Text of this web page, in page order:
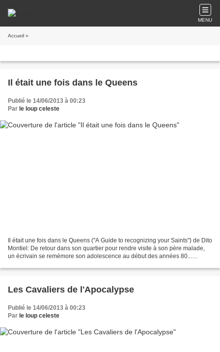
MENU
Accueil »
Il était une fois dans le Queens
Publié le 14/06/2013 à 00:23
Par le loup celeste
Il était une fois dans le Queens ("A Guide to recognizing your Saints") de Dito
Montiel: De retour dans son quartier pour rendre visite à son père malade,
un écrivain se remémore son adolescence au début des années 80...
Les Cavaliers de l'Apocalypse
Publié le 14/06/2013 à 00:23
Par le loup celeste